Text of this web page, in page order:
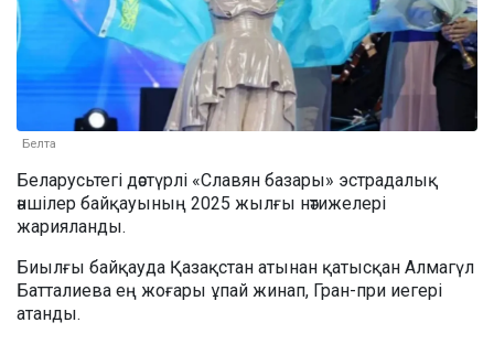
Белта
Беларусьтегі дәстүрлі «Славян базары» эстрадалық
әншілер байқауының 2025 жылғы нәтижелері
жарияланды.
Биылғы байқауда Қазақстан атынан қатысқан Алмагүл
Батталиева ең жоғары ұпай жинап, Гран-при иегері
атанды.